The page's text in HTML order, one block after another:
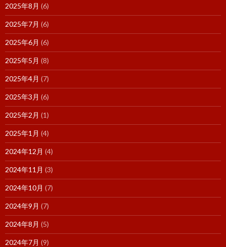
2025年8月 (6)
2025年7月 (6)
2025年6月 (6)
2025年5月 (8)
2025年4月 (7)
2025年3月 (6)
2025年2月 (1)
2025年1月 (4)
2024年12月 (4)
2024年11月 (3)
2024年10月 (7)
2024年9月 (7)
2024年8月 (5)
2024年7月 (9)